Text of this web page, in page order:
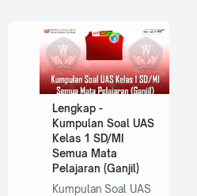
Lengkap -
Kumpulan Soal UAS
Kelas 1 SD/MI
Semua Mata
Pelajaran (Ganjil)
Kumpulan Soal UAS